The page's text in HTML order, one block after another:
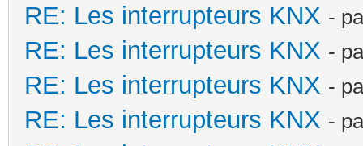
RE: Les interrupteurs KNX -
RE: Les interrupteurs KNX -
RE: Les interrupteurs KNX -
RE: Les interrupteurs KNX -